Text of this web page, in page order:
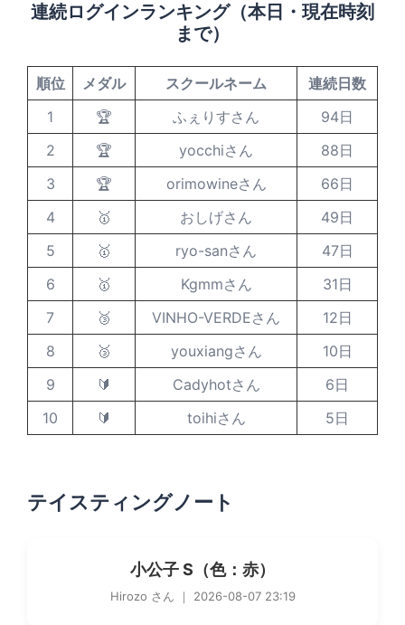
連続ログインランキング（本日・現在時刻
まで）
順位 メダル スクールネーム
連続日数
1
🏆 ふぇりすさん
94日
2
🏆 yocchiさん
88日
3
🏆 orimowineさん
66日
4
🥇 おしげさん
49日
5
🥇 ryo-sanさん
47日
6
🥇 Kgmmさん
31日
7
🥉 VINHO-VERDEさん
12日
8
🥉 youxiangさん
10日
9
🔰 Cadyhotさん
6日
10
🔰 toihiさん 5日
テイスティングノート
小公子 S（色：赤）
Hirozo さん ｜ 2026-08-07 23:19